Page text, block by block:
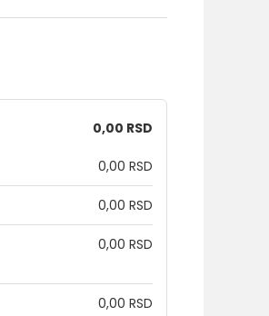
0,00 RSD
0,00 RSD
0,00 RSD
0,00 RSD
0,00 RSD